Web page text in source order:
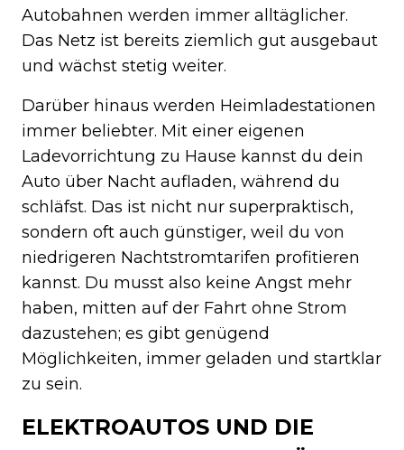
Autobahnen werden immer alltäglicher.
Das Netz ist bereits ziemlich gut ausgebaut
und wächst stetig weiter.
Darüber hinaus werden Heimladestationen
immer beliebter. Mit einer eigenen
Ladevorrichtung zu Hause kannst du dein
Auto über Nacht aufladen, während du
schläfst. Das ist nicht nur superpraktisch,
sondern oft auch günstiger, weil du von
niedrigeren Nachtstromtarifen profitieren
kannst. Du musst also keine Angst mehr
haben, mitten auf der Fahrt ohne Strom
dazustehen; es gibt genügend
Möglichkeiten, immer geladen und startklar
zu sein.
ELEKTROAUTOS UND DIE